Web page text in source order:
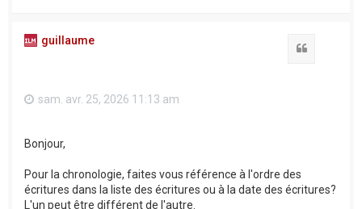
guillaume
sam. avr. 25, 2026 11:13 am
Bonjour,
Pour la chronologie, faites vous référence à l'ordre des
écritures dans la liste des écritures ou à la date des écritures?
L'un peut être différent de l'autre.